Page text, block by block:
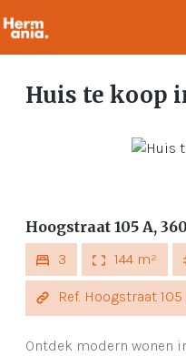
Huis te koop
Hoogstraat 105 A,
3 144 m²
Ref. Hoogstraat 105
Ontdek modern wonen